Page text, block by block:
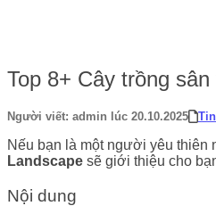
Top 8+ Cây trồng
Người viết: admin lúc 20.10.2025
Nếu bạn là một người yêu thiên
Landscape sẽ giới thiệu cho
Nội dung